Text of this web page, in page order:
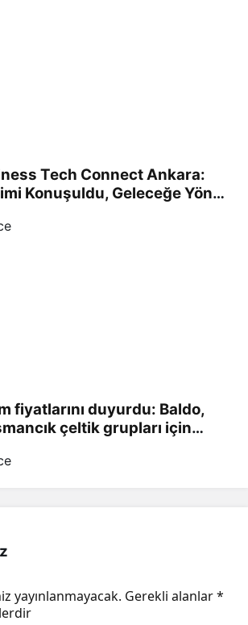
Tech Connect Ankara:
Konuşuldu, Geleceğe Yön
fiyatlarını duyurdu: Baldo,
çeltik grupları için
yayınlanmayacak. Gerekli alanlar*